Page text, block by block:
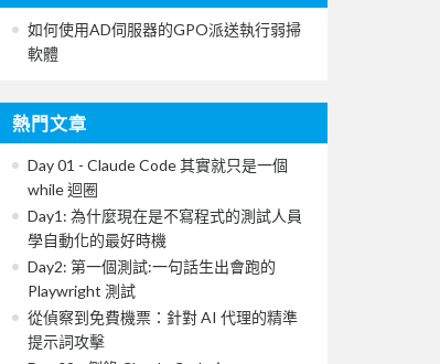
如何使用AD伺服器的GPO派送執行弱掃
軟體
熱門文章
Day 01 - Claude Code 其實就只是一個
while 迴圈
Day1: 為什麼現在是不寫程式的測試人員
學自動化的最好時機
Day2: 第一個測試:一句話生出會跑的
Playwright 測試
從偵察到免費機票：針對 AI 代理的精準
提示詞攻擊